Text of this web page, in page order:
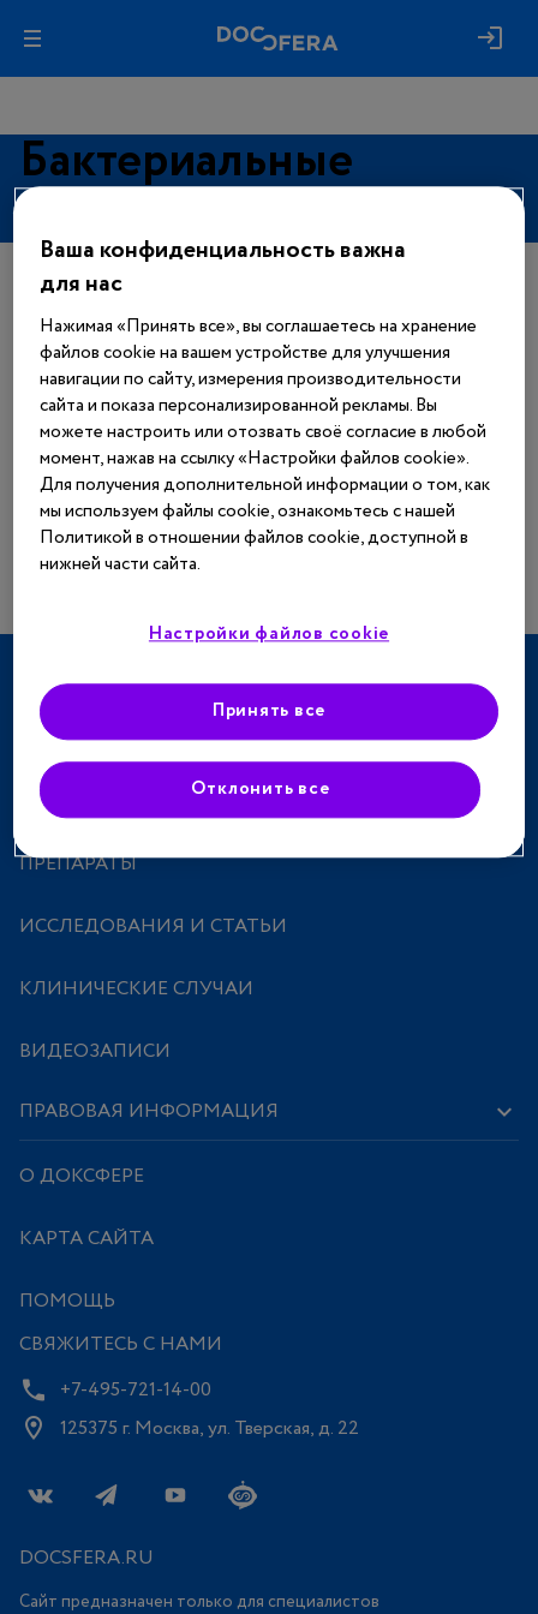
Бактериальные
инфекции
ко всем материалам сайта
Войти
Еще нет аккаунта?
Зарегистрироваться
СПЕЦПРОЕКТЫ
МЕРОПРИЯТИЯ
ПРЕПАРАТЫ
ИССЛЕДОВАНИЯ И СТАТЬИ
КЛИНИЧЕСКИЕ СЛУЧАИ
ВИДЕОЗАПИСИ
ПРАВОВАЯ ИНФОРМАЦИЯ
О ДОКСФЕРЕ
КАРТА САЙТА
ПОМОЩЬ
СВЯЖИТЕСЬ С НАМИ
+7-495-721-14-00
125375 г. Москва, ул. Тверская, д. 22
DOCSFERA.RU
Сайт предназначен только для специалистов
Ваша конфиденциальность важна
для нас
Нажимая «Принять все», вы соглашаетесь на хранение
файлов cookie на вашем устройстве для улучшения
навигации по сайту, измерения производительности
сайта и показа персонализированной рекламы. Вы
можете настроить или отозвать своё согласие в любой
момент, нажав на ссылку «Настройки файлов cookie».
Для получения дополнительной информации о том, как
мы используем файлы cookie, ознакомьтесь с нашей
Политикой в отношении файлов cookie, доступной в
нижней части сайта.
Настройки файлов cookie
Отклонить все
Принять все